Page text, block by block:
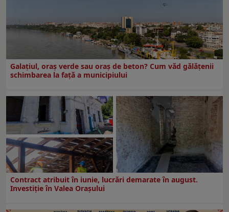
Galațiul, oraș verde sau oraș de beton? Cum văd gălățenii
schimbarea la față a municipiului
Contract atribuit în iunie, lucrări demarate în august.
Investiţie în Valea Oraşului